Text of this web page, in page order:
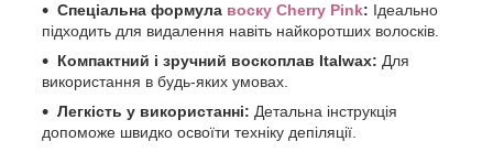
Спеціальна формула воску Cherry Pink: Ідеально
підходить для видалення навіть найкоротших волосків.
Компактний і зручний воскоплав Italwax: Для
використання в будь-яких умовах.
Легкість у використанні: Детальна інструкція
допоможе швидко освоїти техніку депіляції.